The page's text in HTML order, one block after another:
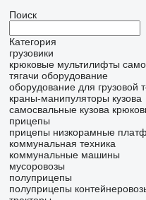
Поиск
Категория
грузовики
крюковые мультилифты
тягачи оборудование
оборудование для грузовой
краны-манипуляторы кузова
самосвальные кузова
прицепы
прицепы низкорамные
коммунальная техника
коммунальные машины
мусоровозы
полуприцепы
полуприцепы